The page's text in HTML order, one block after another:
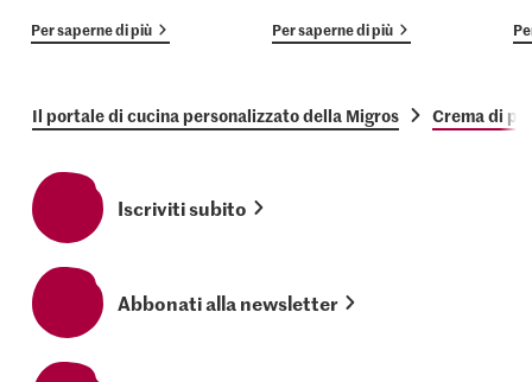
Per saperne di più Per saperne di più
Il portale di cucina personalizzato della Migros Crema di
Iscriviti subito
Abbonati alla newsletter